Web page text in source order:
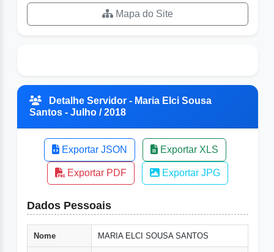
Mapa do Site
Detalhe Servidor - Maria Elci Sousa
Santos - Julho / 2018
Exportar JSON Exportar XLS
Exportar PDF Exportar JPG
Dados Pessoais
Nome MARIA ELCI SOUSA SANTOS